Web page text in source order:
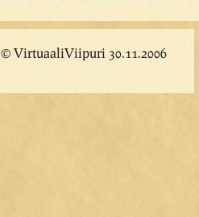
© VirtuaaliViipuri 30.11.2006